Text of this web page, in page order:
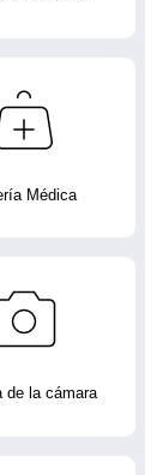
Médica
de la cámara